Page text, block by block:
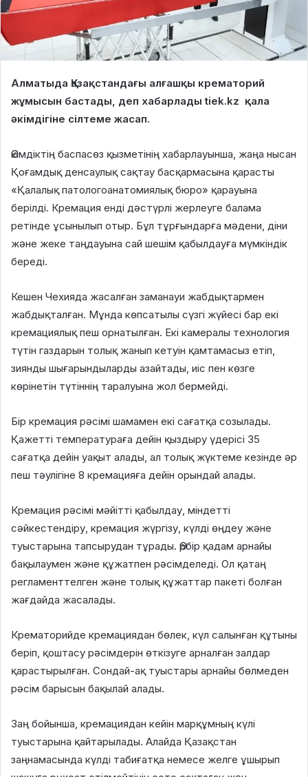
Алматыда Қазақстандағы алғашқы крематорий
жұмысын бастады, деп хабарлады tiek.kz қала
әкімдігіне сілтеме жасап.
Әкімдіктің баспасөз қызметінің хабарлауынша, жаңа нысан
Қоғамдық денсаулық сақтау басқармасына қарасты
«Қалалық патологоанатомиялық бюро» қарауына
берілді. Кремация енді дәстүрлі жерлеуге балама
ретінде ұсынылып отыр. Бұл тұрғындарға мәдени, діни
және жеке таңдауына сай шешім қабылдауға мүмкіндік
береді.
Кешен Чехияда жасалған заманауи жабдықтармен
жабдықталған. Мұнда көпсатылы сүзгі жүйесі бар екі
кремациялық пеш орнатылған. Екі камералы технология
түтін газдарын толық жанып кетуін қамтамасыз етіп,
зиянды шығарындыларды азайтады, иіс пен көзге
көрінетін түтіннің таралуына жол бермейді.
Бір кремация рәсімі шамамен екі сағатқа созылады.
Қажетті температураға дейін қыздыру үдерісі 35
сағатқа дейін уақыт алады, ал толық жүктеме кезінде әр
пеш тәулігіне 8 кремацияға дейін орындай алады.
Кремация рәсімі мәйітті қабылдау, міндетті
сәйкестендіру, кремация жүргізу, күлді өңдеу және
туыстарына тапсырудан тұрады. Әрбір қадам арнайы
бақылаумен және құжатпен рәсімделеді. Ол қатаң
регламенттелген және толық құжаттар пакеті болған
жағдайда жасалады.
Крематорийде кремациядан бөлек, күл салынған құтыны
беріп, қоштасу рәсімдерін өткізуге арналған залдар
қарастырылған. Сондай-ақ туыстары арнайы бөлмеден
рәсім барысын бақылай алады.
Заң бойынша, кремациядан кейін марқұмның күлі
туыстарына қайтарылады. Алайда Қазақстан
заңнамасында күлді табиғатқа немесе желге ұшырып